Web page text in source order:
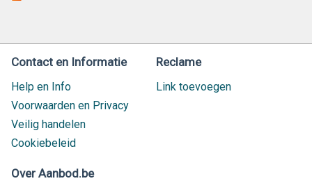
Contact en Informatie
Help en Info
Voorwaarden en Privacy
Veilig handelen
Cookiebeleid
Reclame
Link toevoegen
Over Aanbod.be